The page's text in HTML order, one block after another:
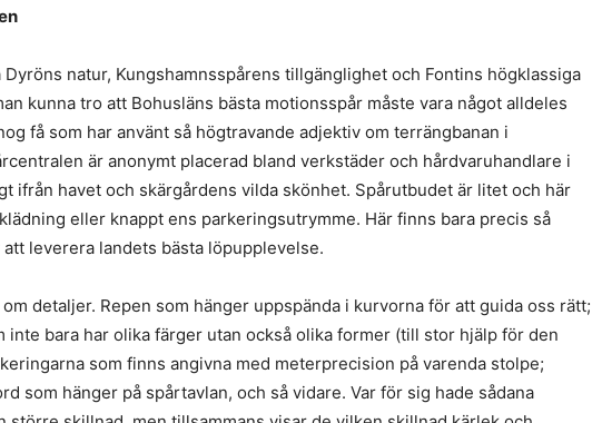
natur, Kungshamnsspårens tillgänglighet och Fontins högklassiga
kunna tro att Bohusläns bästa motionsspår måste vara något alldeles
få som har använt så högtravande adjektiv om terrängbanan i
är anonymt placerad bland verkstäder och hårdvaruhandlare i
ifrån havet och skärgårdens vilda skönhet. Spårutbudet är litet och här
eller knappt ens parkeringsutrymme. Här finns bara precis så
leverera landets bästa löpupplevelse.
detaljer. Repen som hänger uppspända i kurvorna för att guida oss rätt;
inte bara har olika färger utan också olika former (till stor hjälp för den
som finns angivna med meterprecision på varenda stolpe;
som hänger på spårtavlan, och så vidare. Var för sig hade sådana